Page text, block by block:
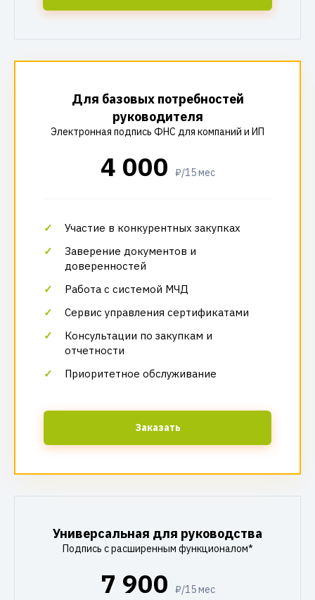
Для базовых потребностей
руководителя
Электронная подпись ФНС для компаний и ИП
4 000 ₽/15 мес
Участие в конкурентных закупках
Заверение документов и
доверенностей
Работа с системой МЧД
Сервис управления сертификатами
Консультации по закупкам и
отчетности
Приоритетное обслуживание
Заказать
Универсальная для руководства
Подпись с расширенным функционалом*
7 900 ₽/15 мес